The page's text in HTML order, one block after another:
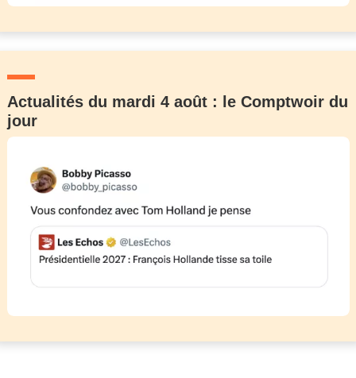
Actualités du mardi 4 août : le Comptwoir du
jour